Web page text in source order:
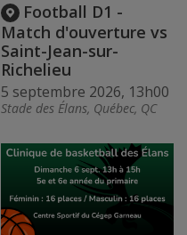
Football D1 -
Match d'ouverture vs
Saint-Jean-sur-
Richelieu
5 septembre 2026, 13h00
Stade des Élans, Québec, QC